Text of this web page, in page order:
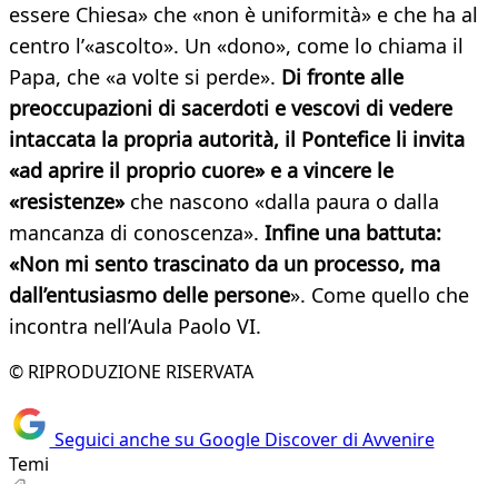
essere Chiesa» che «non è uniformità» e che ha al
centro l’«ascolto». Un «dono», come lo chiama il
Papa, che «a volte si perde». Di fronte alle
preoccupazioni di sacerdoti e vescovi di vedere
intaccata la propria autorità, il Pontefice li invita
«ad aprire il proprio cuore» e a vincere le
«resistenze» che nascono «dalla paura o dalla
mancanza di conoscenza». Infine una battuta:
«Non mi sento trascinato da un processo, ma
dall’entusiasmo delle persone». Come quello che
incontra nell’Aula Paolo VI.
© RIPRODUZIONE RISERVATA
Seguici anche su Google Discover di Avvenire
Temi